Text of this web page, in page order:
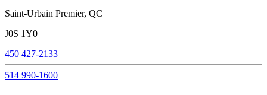
Saint-Urbain Premier, QC
J0S 1Y0
450 427-2133
514 990-1600